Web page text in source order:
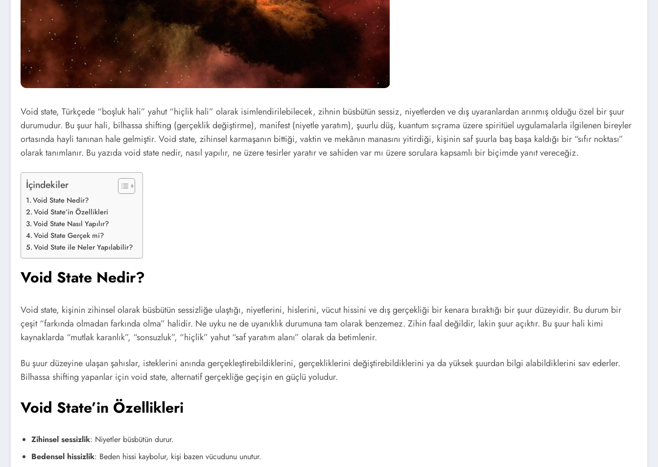
Void state, Türkçede “boşluk hali” yahut “hiçlik hali” olarak isimlendirilebilecek, zihnin büsbütün sessiz, niyetlerden ve dış uyaranlardan arınmış olduğu özel bir şuur
durumudur. Bu şuur hali, bilhassa shifting (gerçeklik değiştirme), manifest (niyetle yaratım), şuurlu düş, kuantum sıçrama üzere spiritüel uygulamalarla ilgilenen bireyler
ortasında hayli tanınan hale gelmiştir. Void state, zihinsel karmaşanın bittiği, vaktin ve mekânın manasını yitirdiği, kişinin saf şuurla baş başa kaldığı bir “sıfır noktası”
olarak tanımlanır. Bu yazıda void state nedir, nasıl yapılır, ne üzere tesirler yaratır ve sahiden var mı üzere sorulara kapsamlı bir biçimde yanıt vereceğiz.
İçindekiler
Void State Nedir?
Void State’in Özellikleri
Void State Nasıl Yapılır?
Void State Gerçek mi?
Void State ile Neler Yapılabilir?
Void State Nedir?
Void state, kişinin zihinsel olarak büsbütün sessizliğe ulaştığı, niyetlerini, hislerini, vücut hissini ve dış gerçekliği bir kenara bıraktığı bir şuur düzeyidir. Bu durum bir
çeşit “farkında olmadan farkında olma” halidir. Ne uyku ne de uyanıklık durumuna tam olarak benzemez. Zihin faal değildir, lakin şuur açıktır. Bu şuur hali kimi
kaynaklarda “mutlak karanlık”, “sonsuzluk”, “hiçlik” yahut “saf yaratım alanı” olarak da betimlenir.
Bu şuur düzeyine ulaşan şahıslar, isteklerini anında gerçekleştirebildiklerini, gerçekliklerini değiştirebildiklerini ya da yüksek şuurdan bilgi alabildiklerini sav ederler.
Bilhassa shifting yapanlar için void state, alternatif gerçekliğe geçişin en güçlü yoludur.
Void State’in Özellikleri
Zihinsel sessizlik: Niyetler büsbütün durur.
Bedensel hissizlik: Beden hissi kaybolur, kişi bazen vücudunu unutur.